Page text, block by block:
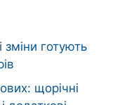
зміни готують
щорічні